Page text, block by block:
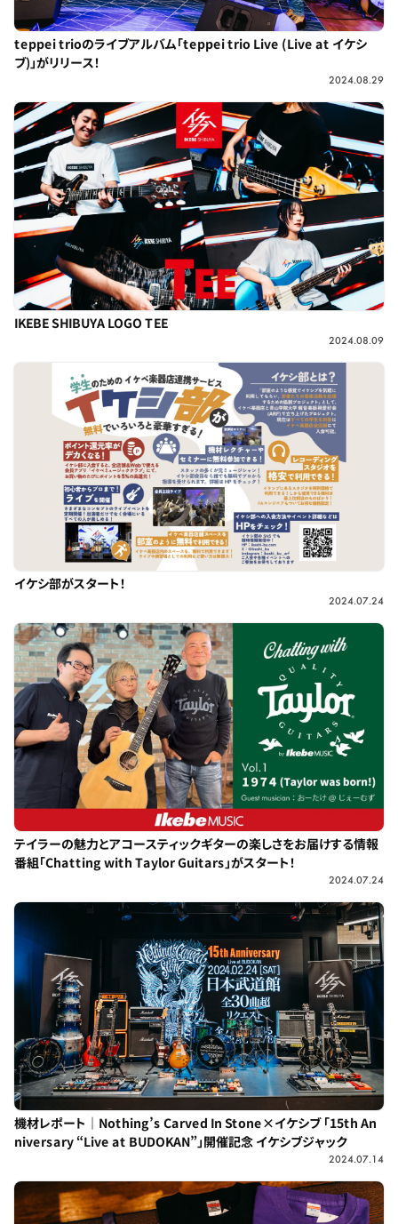
teppei trioのライブアルバム「teppei trio Live (Live at イケシ
ブ)」がリリース！
2024.08.29
IKEBE SHIBUYA LOGO TEE
2024.08.09
イケシ部がスタート！
2024.07.24
テイラーの魅力とアコースティックギターの楽しさをお届けする情報
番組「Chatting with Taylor Guitars」がスタート！
2024.07.24
機材レポート｜Nothing’s Carved In Stone×イケシブ 「15th An
niversary “Live at BUDOKAN”」開催記念 イケシブジャック
2024.07.14